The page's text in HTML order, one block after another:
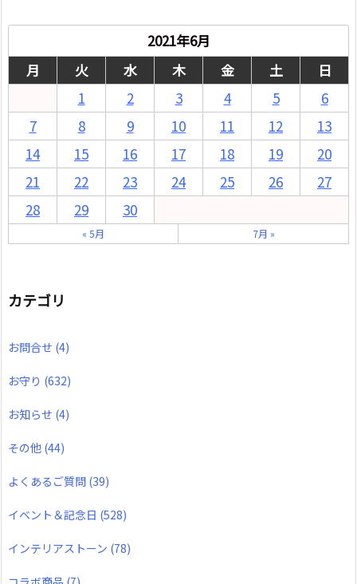
2021年6月
月
火 水 木 金 土
日
1
2 3 4 5
6
7
8 9 10 11 12
13
14
15 16 17 18 19
20
21
22 23 24 25 26
27
28
29 30
« 5月 7月 »
カテゴリ
お問合せ (4)
お守り (632)
お知らせ (4)
その他 (44)
よくあるご質問 (39)
イベント＆記念日 (528)
インテリアストーン (78)